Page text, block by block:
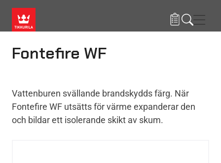
Fontefire WF
Vattenburen svällande brandskydds färg. När
Fontefire WF utsätts för värme expanderar den
och bildar ett isolerande skikt av skum.